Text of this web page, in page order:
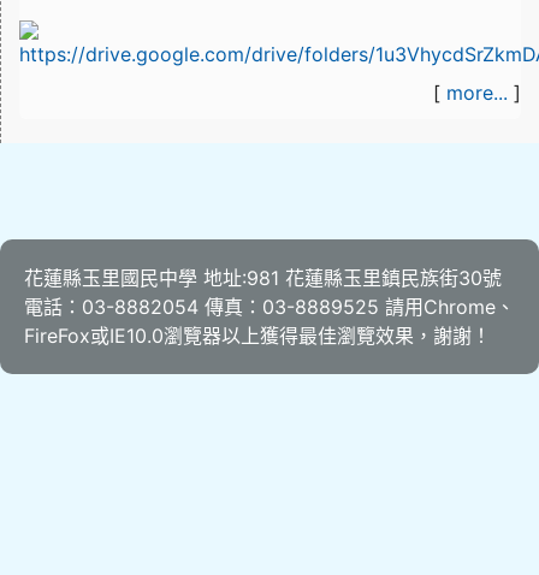
[ more... ]
花蓮縣玉里國民中學 地址:981 花蓮縣玉里鎮民族街30號
電話：03-8882054 傳真：03-8889525 請用 Chrome 、
FireFox或IE10.0瀏覽器以上獲得最佳瀏覽效果，謝謝！